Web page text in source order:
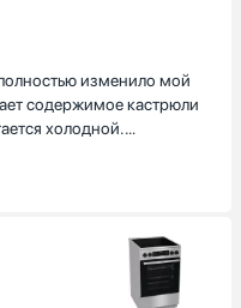
изменило мой
содержимое кастрюли
холодной.
равномерно по
только то, что сенсоры
на них влажным
Приходится постоянно